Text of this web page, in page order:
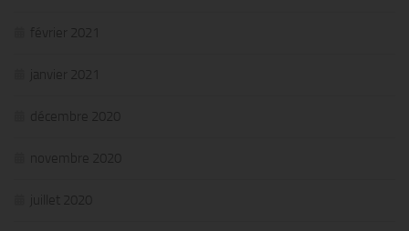
février 2021
janvier 2021
décembre 2020
novembre 2020
juillet 2020